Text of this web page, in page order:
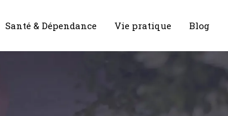
Santé & Dépendance Vie pratique Blog